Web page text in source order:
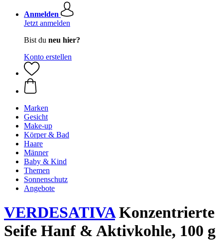
Anmelden
Jetzt anmelden
Bist du neu hier?
Konto erstellen
Marken
Gesicht
Make-up
Körper & Bad
Haare
Männer
Baby & Kind
Themen
Sonnenschutz
Angebote
VERDESATIVAKonzentrierte
Seife Hanf & Aktivkohle, 100 g